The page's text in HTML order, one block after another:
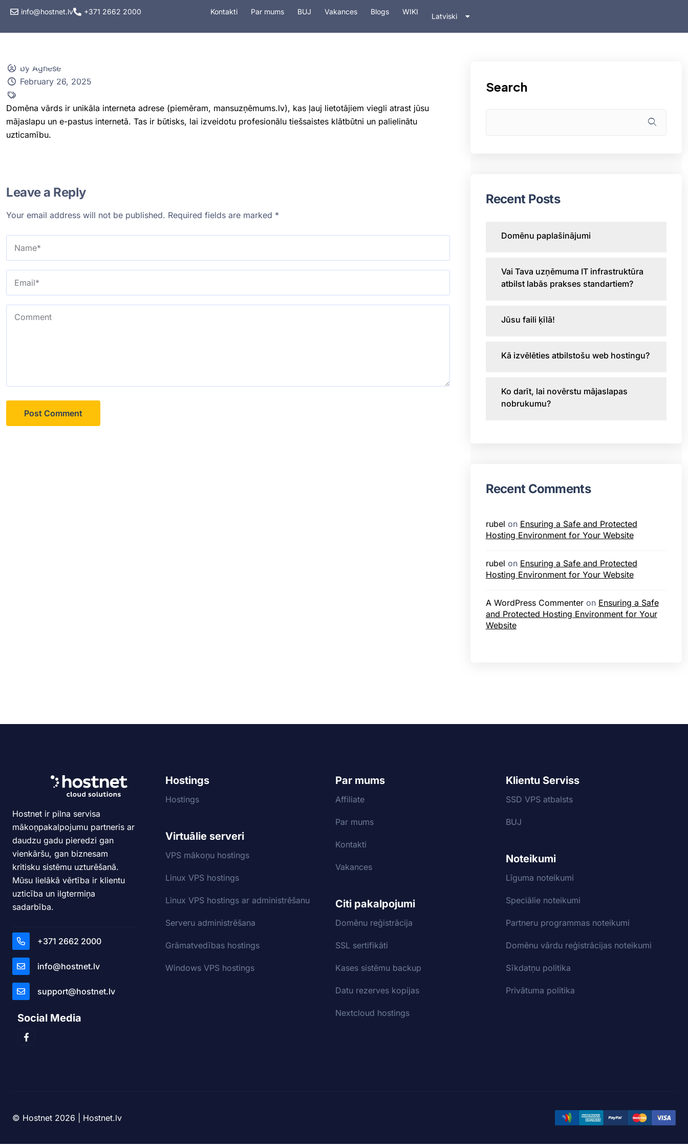
info@hostnet.lv +371 2662 2000 Kontakti Par mums BUJ Vakances Blogs WIKI
Latviski
На русском
by Agnese
February 26, 2025
Domēna vārds ir unikāla interneta adrese (piemēram, mansuzņēmums.lv), kas ļauj lietotājiem viegli atrast jūsu
mājaslapu un e-pastus internetā. Tas ir būtisks, lai izveidotu profesionālu tiešsaistes klātbūtni un palielinātu
uzticamību.
Leave a Reply
Your email address will not be published. Required fields are marked *
Search
Recent Posts
Domēnu paplašinājumi
Vai Tava uzņēmuma IT infrastruktūra
atbilst labās prakses standartiem?
Jūsu faili ķīlā!
Kā izvēlēties atbilstošu web hostingu?
Ko darīt, lai novērstu mājaslapas
nobrukumu?
Recent Comments
rubel on Ensuring a Safe and Protected
Hosting Environment for Your Website
rubel on Ensuring a Safe and Protected
Hosting Environment for Your Website
A WordPress Commenteron Ensuring a Safe
and Protected Hosting Environment for Your
Website
Hostnet ir pilna servisa
mākoņpakalpojumu partneris ar
daudzu gadu pieredzi gan
vienkāršu, gan biznesam
kritisku sistēmu uzturēšanā.
Mūsu lielākā vērtība ir klientu
uzticība un ilgtermiņa
sadarbība.
+371 2662 2000
info@hostnet.lv
support@hostnet.lv
Social Media
Hostings
Hostings
Virtuālie serveri
VPS mākoņu hostings
Linux VPS hostings
Linux VPS hostings ar administrēšanu
Serveru administrēšana
Grāmatvedības hostings
Windows VPS hostings
Par mums
Affiliate
Par mums
Kontakti
Vakances
Citi pakalpojumi
Domēnu reģistrācija
SSL sertifikāti
Kases sistēmu backup
Datu rezerves kopijas
Nextcloud hostings
Klientu Serviss
SSD VPS atbalsts
BUJ
Noteikumi
Līguma noteikumi
Speciālie noteikumi
Partneru programmas noteikumi
Domēnu vārdu reģistrācijas noteikumi
Sīkdatņu politika
Privātuma politika
© Hostnet 2026 | Hostnet.lv